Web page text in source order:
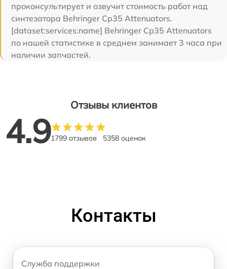
проконсультирует и озвучит стоимость работ над
синтезатора Behringer Cp35 Attenuators.
[dataset:services:name] Behringer Cp35 Attenuators
по нашей статистике в среднем занимает 3 часа при
наличии запчастей.
Отзывы клиентов
4.91799 отзывов 5358 оценок
Контакты
Служба поддержки